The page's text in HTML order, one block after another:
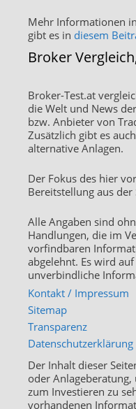
Mehr Informationen
gibt es in diesem
Broker
Broker-Test.at
die Welt und News
bzw. Anbieter von
Zusätzlich gibt es
alternative Anlagen.
Der Fokus des hier
Bereitstellung aus
Alle Angaben sind
Handlungen, die im
vorfindbaren
abgelehnt. Es wird
unverbindliche
Kontakt / Impressum
Sitemap
Transparenz
Datenschutzerklärung
Der Inhalt dieser
oder
zum Investieren zu
vorhandenen